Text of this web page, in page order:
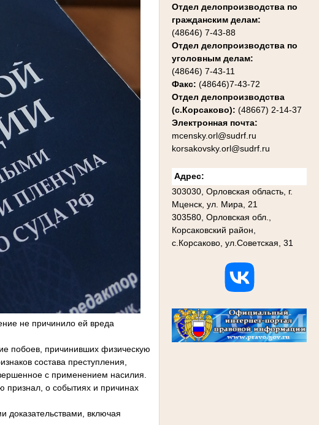
Отдел делопроизводства по
гражданским делам:
(48646) 7-43-88
Отдел делопроизводства по
уголовным делам:
(48646) 7-43-11
Факс: (48646)7-43-72
Отдел делопроизводства
(с.Корсаково): (48667) 2-14-37
Электронная почта:
mcensky.orl@sudrf.ru
korsakovsky.orl@sudrf.ru
Адрес:
303030, Орловская область, г.
Мценск, ул. Мира, 21
303580, Орловская обл.,
Корсаковский район,
с.Корсаково, ул.Советская, 31
не причинило ей вреда
побоев, причинивших физическую
состава преступления,
с применением насилия.
о событиях и причинах
доказательствами, включая